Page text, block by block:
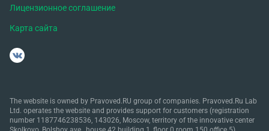
Лицензионное соглашение
Карта сайта
The website is owned by Pravoved.RU group of companies. Pravoved.Ru Lab
Ltd. operates the website and provides support for customers (registration
number 1187746238536, 143026, Moscow, territory of the innovative center